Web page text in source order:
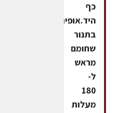
כף
היד.אופים
בתנור
שחומם
מראש
ל-
180
מעלות